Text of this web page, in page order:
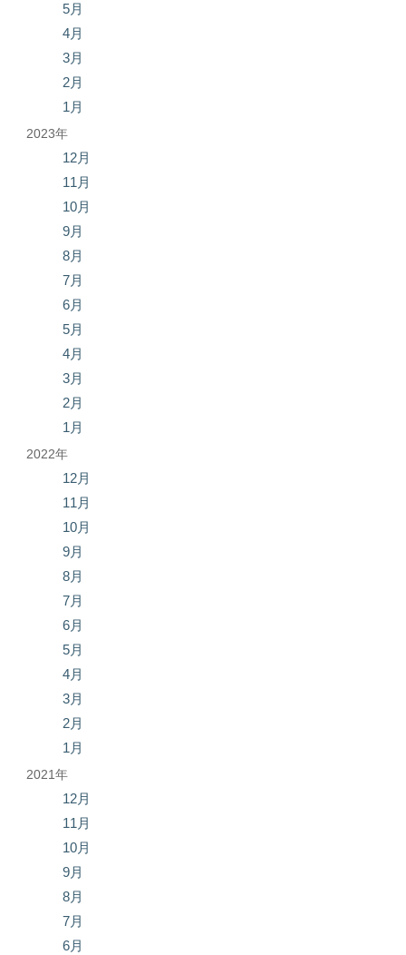
5月
4月
3月
2月
1月
2023年
12月
11月
10月
9月
8月
7月
6月
5月
4月
3月
2月
1月
2022年
12月
11月
10月
9月
8月
7月
6月
5月
4月
3月
2月
1月
2021年
12月
11月
10月
9月
8月
7月
6月